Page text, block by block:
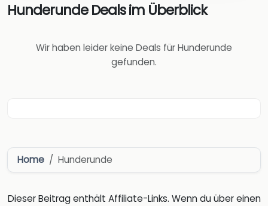
Hunderunde Deals im Überblick
Wir haben leider keine Deals für Hunderunde
gefunden.
Home Hunderunde
Dieser Beitrag enthält Affiliate-Links. Wenn du über einen